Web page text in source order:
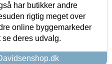
har butikker andre
rigtig meget over
online byggemarkeder
se deres udvalg.